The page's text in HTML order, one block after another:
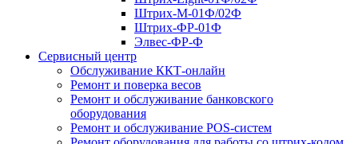
Штрих-М-01Ф/02Ф
Штрих-ФР-01Ф
Элвес-ФР-Ф
Сервисный центр
Обслуживание ККТ-онлайн
Ремонт и поверка весов
Ремонт и обслуживание банковского
оборудования
Ремонт и обслуживание POS-систем